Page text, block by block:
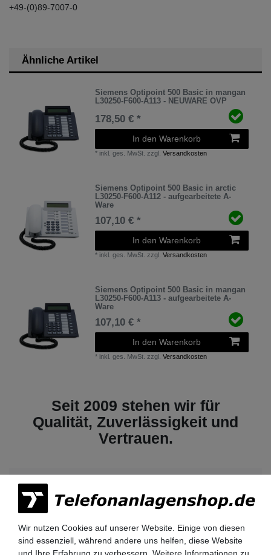
+49-(0)89-7007-0
Ähnliche Artikel
Siemens Optipoint 500 Basic in mangan
L30250-F600-A113 - NEUWARE OVP
178,50 € *
In den Warenkorb
* inkl. ges. MwSt. zzgl.Versandkosten
Siemens Optipoint 500 Basic in arctic
L30250-F600-A112 - aufgearbeitete A-
Ware
107,10 € *
In den Warenkorb
* inkl. ges. MwSt. zzgl.Versandkosten
Siemens Optipoint 500 Basic in mangan
L30250-F600-A113 - aufgearbeitete A-
Ware
107,10 € *
In den Warenkorb
* inkl. ges. MwSt. zzgl.Versandkosten
Seit 2009 stehen wir für
Qualität, Zuverlässigkeit und
Vertrauen.
Lieferzeit 2-3 Tage
Wir nutzen Cookies auf unserer Website. Einige von diesen
sind essenziell, während andere uns helfen, diese Website
und Ihre Erfahrung zu verbessern. Weitere Informationen zu